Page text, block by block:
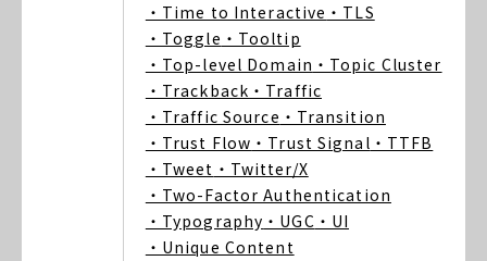
・Time to Interactive ・TLS
・Toggle ・Tooltip
・Top-level Domain ・Topic Cluster
・Trackback ・Traffic
・Traffic Source ・Transition
・Trust Flow ・Trust Signal ・TTFB
・Tweet ・Twitter/X
・Two-Factor Authentication
・Typography ・UGC ・UI
・Unique Content